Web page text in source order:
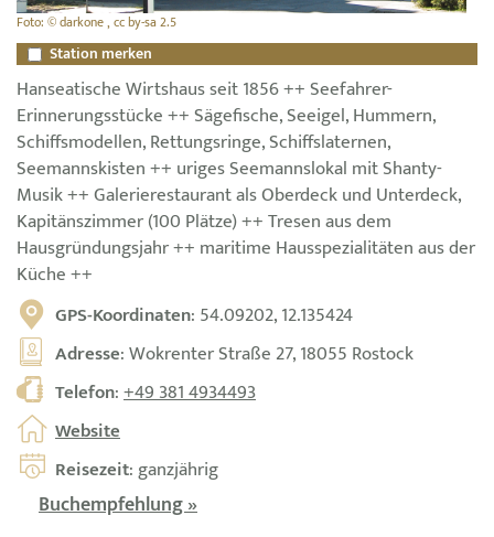
Foto: © darkone , cc by-sa 2.5
Station merken
Hanseatische Wirtshaus seit 1856 ++ Seefahrer-
Erinnerungsstücke ++ Sägefische, Seeigel, Hummern,
Schiffsmodellen, Rettungsringe, Schiffslaternen,
Seemannskisten ++ uriges Seemannslokal mit Shanty-
Musik ++ Galerierestaurant als Oberdeck und Unterdeck,
Kapitänszimmer (100 Plätze) ++ Tresen aus dem
Hausgründungsjahr ++ maritime Hausspezialitäten aus der
Küche ++
GPS-Koordinaten: 54.09202, 12.135424
Adresse: Wokrenter Straße 27, 18055 Rostock
Telefon:+49 381 4934493
Website
Reisezeit: ganzjährig
Buchempfehlung »